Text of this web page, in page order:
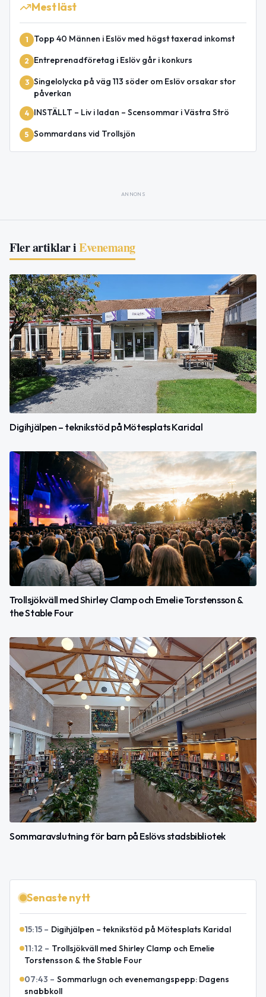
Mest läst
1 Topp 40 Männen i Eslöv med högst taxerad inkomst
2 Entreprenadföretag i Eslöv går i konkurs
3 Singelolycka på väg 113 söder om Eslöv orsakar stor
påverkan
4 INSTÄLLT – Liv i ladan – Scensommar i Västra Strö
5 Sommardans vid Trollsjön
ANNONS
Fler artiklar iEvenemang
Digihjälpen – teknikstöd på Mötesplats Karidal
Trollsjökväll med Shirley Clamp och Emelie Torstensson &
the Stable Four
Sommaravslutning för barn på Eslövs stadsbibliotek
Senaste nytt
15:15 – Digihjälpen – teknikstöd på Mötesplats Karidal
11:12 – Trollsjökväll med Shirley Clamp och Emelie
Torstensson & the Stable Four
07:43 – Sommarlugn och evenemangspepp: Dagens
snabbkoll